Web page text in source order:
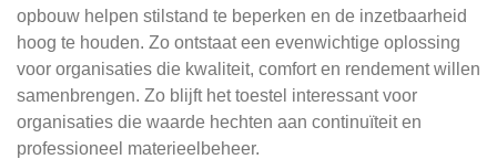
opbouw helpen stilstand te beperken en de inzetbaarheid
hoog te houden. Zo ontstaat een evenwichtige oplossing
voor organisaties die kwaliteit, comfort en rendement willen
samenbrengen. Zo blijft het toestel interessant voor
organisaties die waarde hechten aan continuïteit en
professioneel materieelbeheer.